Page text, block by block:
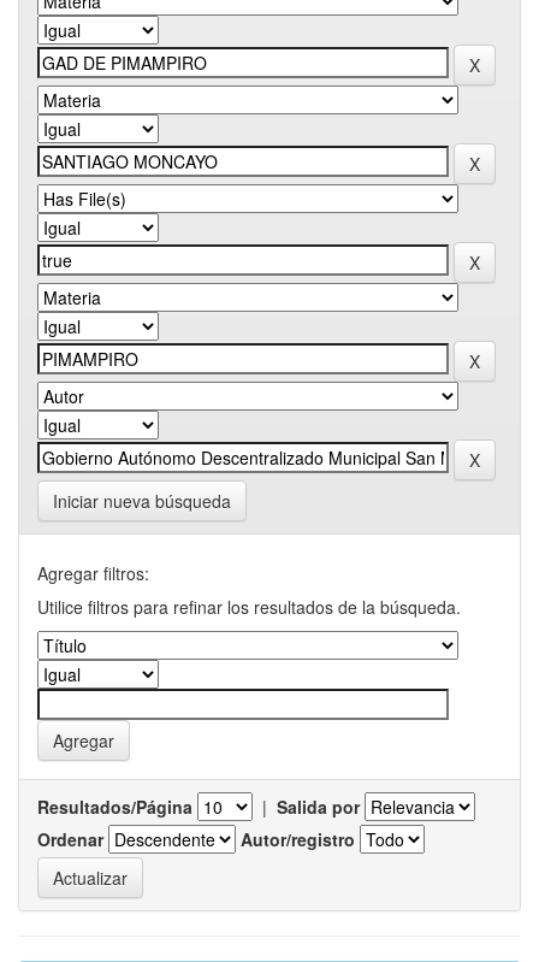
Iniciar nueva búsqueda
Agregar filtros:
Utilice filtros para refinar los resultados de la búsqueda.
Resultados/Página | Salida por
Ordenar
Autor/registro